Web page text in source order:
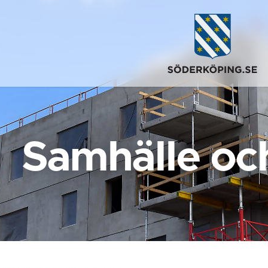
Samhälle